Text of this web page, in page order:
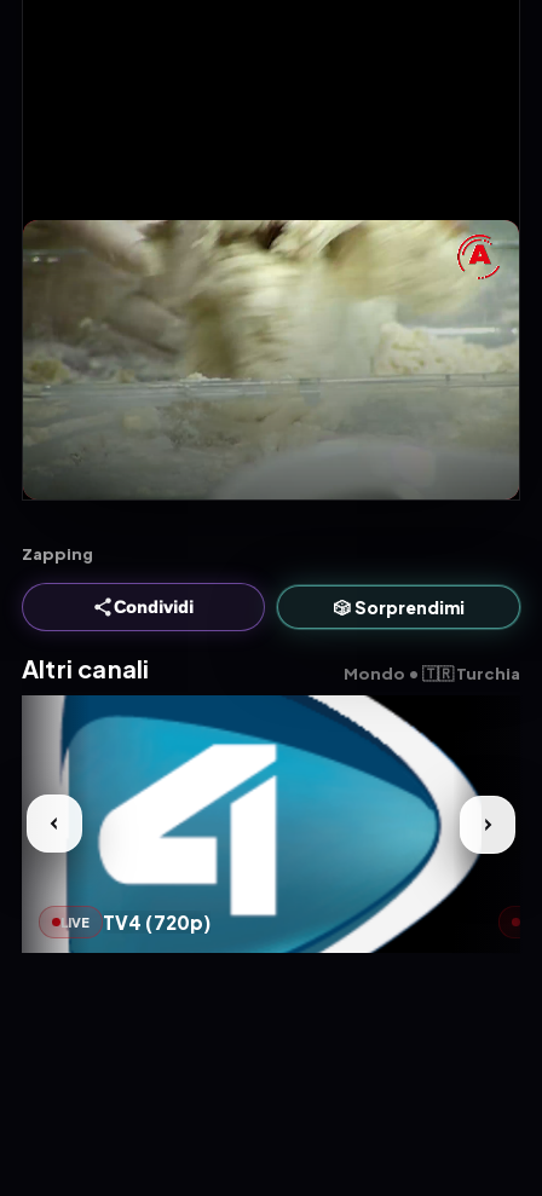
Zapping
Condividi 🎲 Sorprendimi
Altri canali Mondo • 🇹🇷 Turchia
LIVE TV4 (720p)